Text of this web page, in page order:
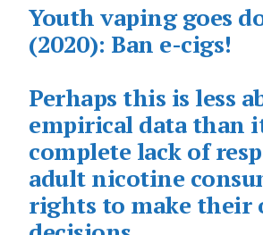
Youth vaping goes
(2020): Ban e-cigs!
Perhaps this is less
empirical data than
complete lack of
adult nicotine
rights to make their